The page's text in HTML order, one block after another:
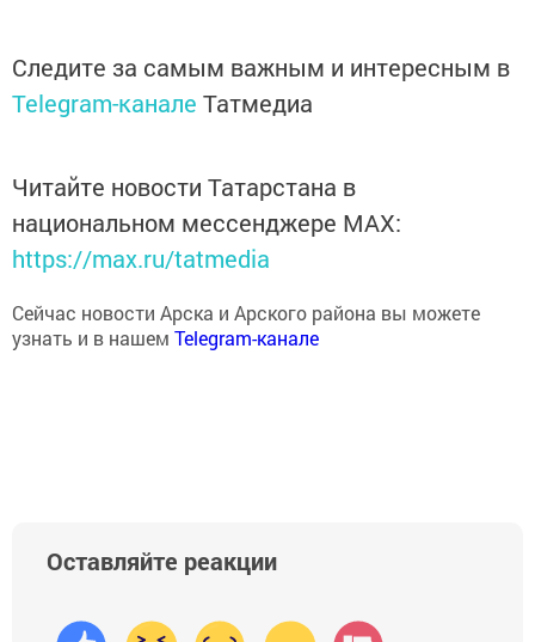
Следите за самым важным и интересным в
Telegram-канале Татмедиа
Читайте новости Татарстана в
национальном мессенджере MАХ:
https://max.ru/tatmedia
Сейчас новости Арска и Арского района вы можете
узнать и в нашем Telegram-канале
Оставляйте реакции